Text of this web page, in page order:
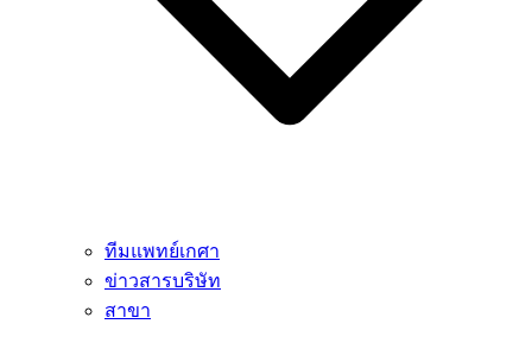
ทีมแพทย์เกศา
ข่าวสารบริษัท
สาขา